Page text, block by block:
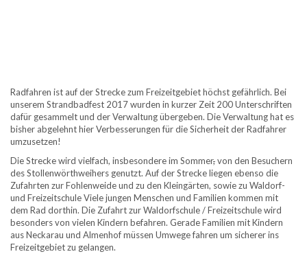
Radfahren ist auf der Strecke zum Freizeitgebiet höchst gefährlich. Bei
unserem Strandbadfest 2017 wurden in kurzer Zeit 200 Unterschriften
dafür gesammelt und der Verwaltung übergeben. Die Verwaltung hat es
bisher abgelehnt hier Verbesserungen für die Sicherheit der Radfahrer
umzusetzen!
Die Strecke wird vielfach, insbesondere im Sommer,von den Besuchern
des Stollenwörthweihers genutzt. Auf der Strecke liegen ebenso die
Zufahrten zur Fohlenweide und zu den Kleingärten, sowie zu Waldorf-
und Freizeitschule Viele jungen Menschen und Familien kommen mit
dem Rad dorthin. Die Zufahrt zur Waldorfschule / Freizeitschule wird
besonders von vielen Kindern befahren. Gerade Familien mit Kindern
aus Neckarau und Almenhof müssen Umwege fahren um sicherer ins
Freizeitgebiet zu gelangen.